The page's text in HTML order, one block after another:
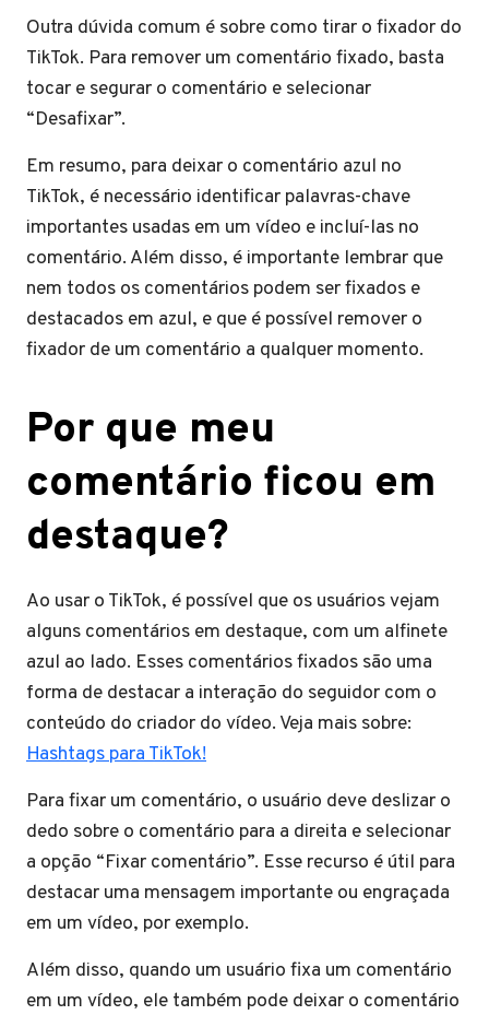
Outra dúvida comum é sobre como tirar o fixador do
TikTok. Para remover um comentário fixado, basta
tocar e segurar o comentário e selecionar
“Desafixar”.
Em resumo, para deixar o comentário azul no
TikTok, é necessário identificar palavras-chave
importantes usadas em um vídeo e incluí-las no
comentário. Além disso, é importante lembrar que
nem todos os comentários podem ser fixados e
destacados em azul, e que é possível remover o
fixador de um comentário a qualquer momento.
Por que meu
comentário ficou em
destaque?
Ao usar o TikTok, é possível que os usuários vejam
alguns comentários em destaque, com um alfinete
azul ao lado. Esses comentários fixados são uma
forma de destacar a interação do seguidor com o
conteúdo do criador do vídeo. Veja mais sobre:
Hashtags para TikTok!
Para fixar um comentário, o usuário deve deslizar o
dedo sobre o comentário para a direita e selecionar
a opção “Fixar comentário”. Esse recurso é útil para
destacar uma mensagem importante ou engraçada
em um vídeo, por exemplo.
Além disso, quando um usuário fixa um comentário
em um vídeo, ele também pode deixar o comentário